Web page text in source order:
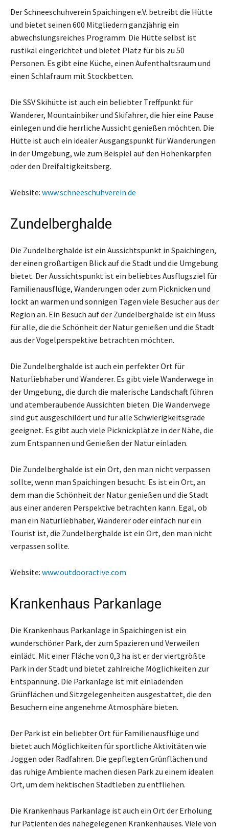
Der Schneeschuhverein Spaichingen e.V. betreibt die Hütte
und bietet seinen 600 Mitgliedern ganzjährig ein
abwechslungsreiches Programm. Die Hütte selbst ist
rustikal eingerichtet und bietet Platz für bis zu 50
Personen. Es gibt eine Küche, einen Aufenthaltsraum und
einen Schlafraum mit Stockbetten.
Die SSV Skihütte ist auch ein beliebter Treffpunkt für
Wanderer, Mountainbiker und Skifahrer, die hier eine Pause
einlegen und die herrliche Aussicht genießen möchten. Die
Hütte ist auch ein idealer Ausgangspunkt für Wanderungen
in der Umgebung, wie zum Beispiel auf den Hohenkarpfen
oder den Dreifaltigkeitsberg.
Website: www.schneeschuhverein.de
Zundelberghalde
Die Zundelberghalde ist ein Aussichtspunkt in Spaichingen,
der einen großartigen Blick auf die Stadt und die Umgebung
bietet. Der Aussichtspunkt ist ein beliebtes Ausflugsziel für
Familienausflüge, Wanderungen oder zum Picknicken und
lockt an warmen und sonnigen Tagen viele Besucher aus der
Region an. Ein Besuch auf der Zundelberghalde ist ein Muss
für alle, die die Schönheit der Natur genießen und die Stadt
aus der Vogelperspektive betrachten möchten.
Die Zundelberghalde ist auch ein perfekter Ort für
Naturliebhaber und Wanderer. Es gibt viele Wanderwege in
der Umgebung, die durch die malerische Landschaft führen
und atemberaubende Aussichten bieten. Die Wanderwege
sind gut ausgeschildert und für alle Schwierigkeitsgrade
geeignet. Es gibt auch viele Picknickplätze in der Nähe, die
zum Entspannen und Genießen der Natur einladen.
Die Zundelberghalde ist ein Ort, den man nicht verpassen
sollte, wenn man Spaichingen besucht. Es ist ein Ort, an
dem man die Schönheit der Natur genießen und die Stadt
aus einer anderen Perspektive betrachten kann. Egal, ob
man ein Naturliebhaber, Wanderer oder einfach nur ein
Tourist ist, die Zundelberghalde ist ein Ort, den man nicht
verpassen sollte.
Website: www.outdooractive.com
Krankenhaus Parkanlage
Die Krankenhaus Parkanlage in Spaichingen ist ein
wunderschöner Park, der zum Spazieren und Verweilen
einlädt. Mit einer Fläche von 0,3 ha ist er der viertgrößte
Park in der Stadt und bietet zahlreiche Möglichkeiten zur
Entspannung. Die Parkanlage ist mit einladenden
Grünflächen und Sitzgelegenheiten ausgestattet, die den
Besuchern eine angenehme Atmosphäre bieten.
Der Park ist ein beliebter Ort für Familienausflüge und
bietet auch Möglichkeiten für sportliche Aktivitäten wie
Joggen oder Radfahren. Die gepflegten Grünflächen und
das ruhige Ambiente machen diesen Park zu einem idealen
Ort, um dem hektischen Stadtleben zu entfliehen.
Die Krankenhaus Parkanlage ist auch ein Ort der Erholung
für Patienten des nahegelegenen Krankenhauses. Viele von